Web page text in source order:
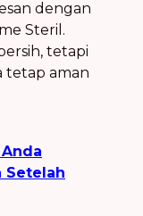
dengan
Steril.
tetapi
tetap aman
Setelah